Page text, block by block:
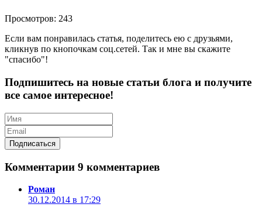
Просмотров: 243
Если вам понравилась статья, поделитесь ею с друзьями,
кликнув по кнопочкам соц.сетей. Так и мне вы скажите
"спасибо"!
Подпишитесь на новые статьи блога и получите
все самое интересное!
Комментарии 9 комментариев
Роман
30.12.2014 в 17:29